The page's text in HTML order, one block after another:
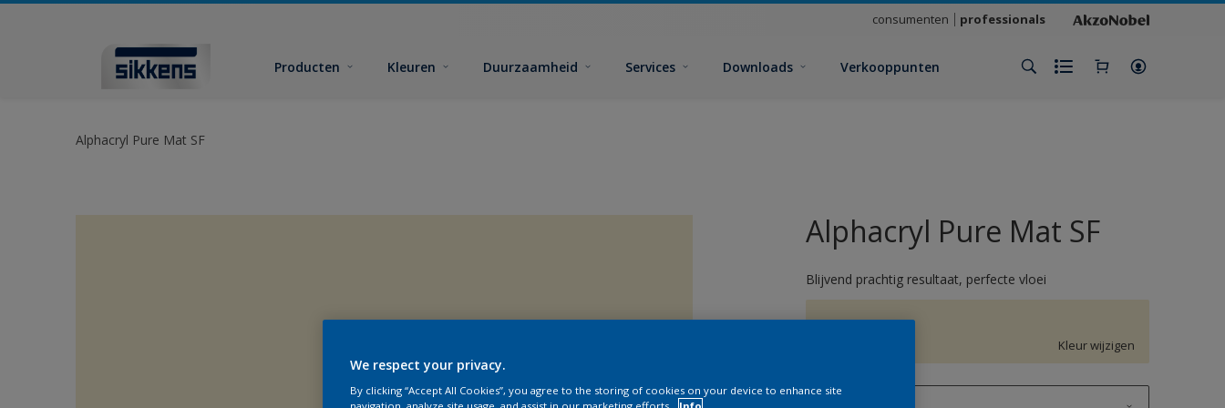
consumenten professionals
Producten Kleuren Duurzaamheid Services Downloads Verkooppunten
Alphacryl Pure Mat SF
Alphacryl Pure Mat SF
Blijvend prachtig resultaat, perfecte vloei
G2.08.88
Kleur wijzigen
We respect your privacy.
By clicking “Accept All Cookies”, you agree to the storing of cookies on your device to enhance site